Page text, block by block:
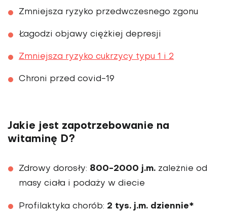
Zmniejsza ryzyko przedwczesnego zgonu
Łagodzi objawy ciężkiej depresji
Zmniejsza ryzyko cukrzycy typu 1 i 2
Chroni przed covid-19
Jakie jest zapotrzebowanie na
witaminę D?
Zdrowy dorosły: 800-2000 j.m. zależnie od
masy ciała i podaży w diecie
Profilaktyka chorób: 2 tys. j.m. dziennie*